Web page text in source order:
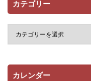
カテゴリー
カレンダー